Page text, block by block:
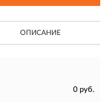
ОПИСАНИЕ
0 руб.